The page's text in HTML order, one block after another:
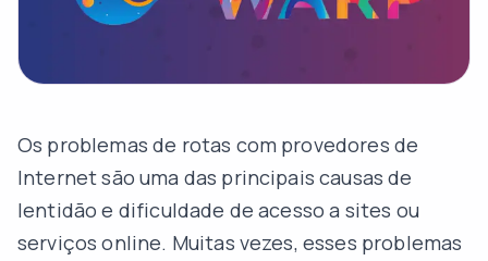
Os problemas de rotas com provedores de
Internet são uma das principais causas de
lentidão e dificuldade de acesso a sites ou
serviços online. Muitas vezes, esses problemas